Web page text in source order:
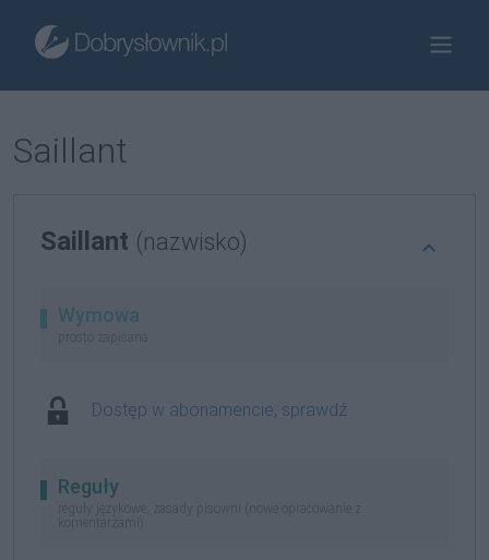
Saillant
Saillant (nazwisko)
Wymowa
prosto zapisana
Dostęp w abonamencie, sprawdź
Reguły
reguły językowe, zasady pisowni (nowe opracowanie z
komentarzami)